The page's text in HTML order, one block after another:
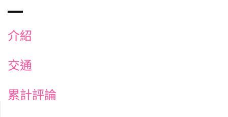
介紹
交通
累計評論